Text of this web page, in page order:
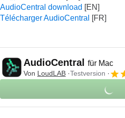
AudioCentral download
Télécharger AudioCentral
AudioCentral für Mac
Von LoudLAB Testversion